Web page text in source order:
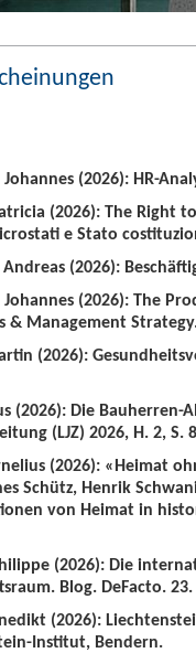
(2026): HR-
(2026): The
e Stato
(2026):
(2026): The
& Management
(2026):
(2026): Die
(LJZ) 2026, H. 2, S.
(2026): «Heimat
Schütz, Henrik
von Heimat in
(2026): Die
Blog. DeFacto. 23.
(2026):
Institut, Bendern.